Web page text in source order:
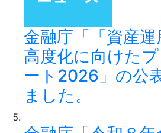
金融庁「「資産
高度化に向けた
ート2026」の公
ました。